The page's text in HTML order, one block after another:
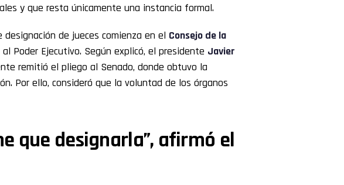
y que resta únicamente una instancia formal.
de jueces comienza en el Consejo de la
Poder Ejecutivo. Según explicó, el presidente Javier
remitió el pliego al Senado, donde obtuvo la
Por ello, consideró que la voluntad de los órganos
que designarla”, afirmó el